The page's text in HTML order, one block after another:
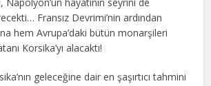
Fransız Devrimi’nin ardından
hem Avrupa’daki bütün monarşileri
Korsika’yı alacaktı!
geleceğine dair en şaşırtıcı tahmini